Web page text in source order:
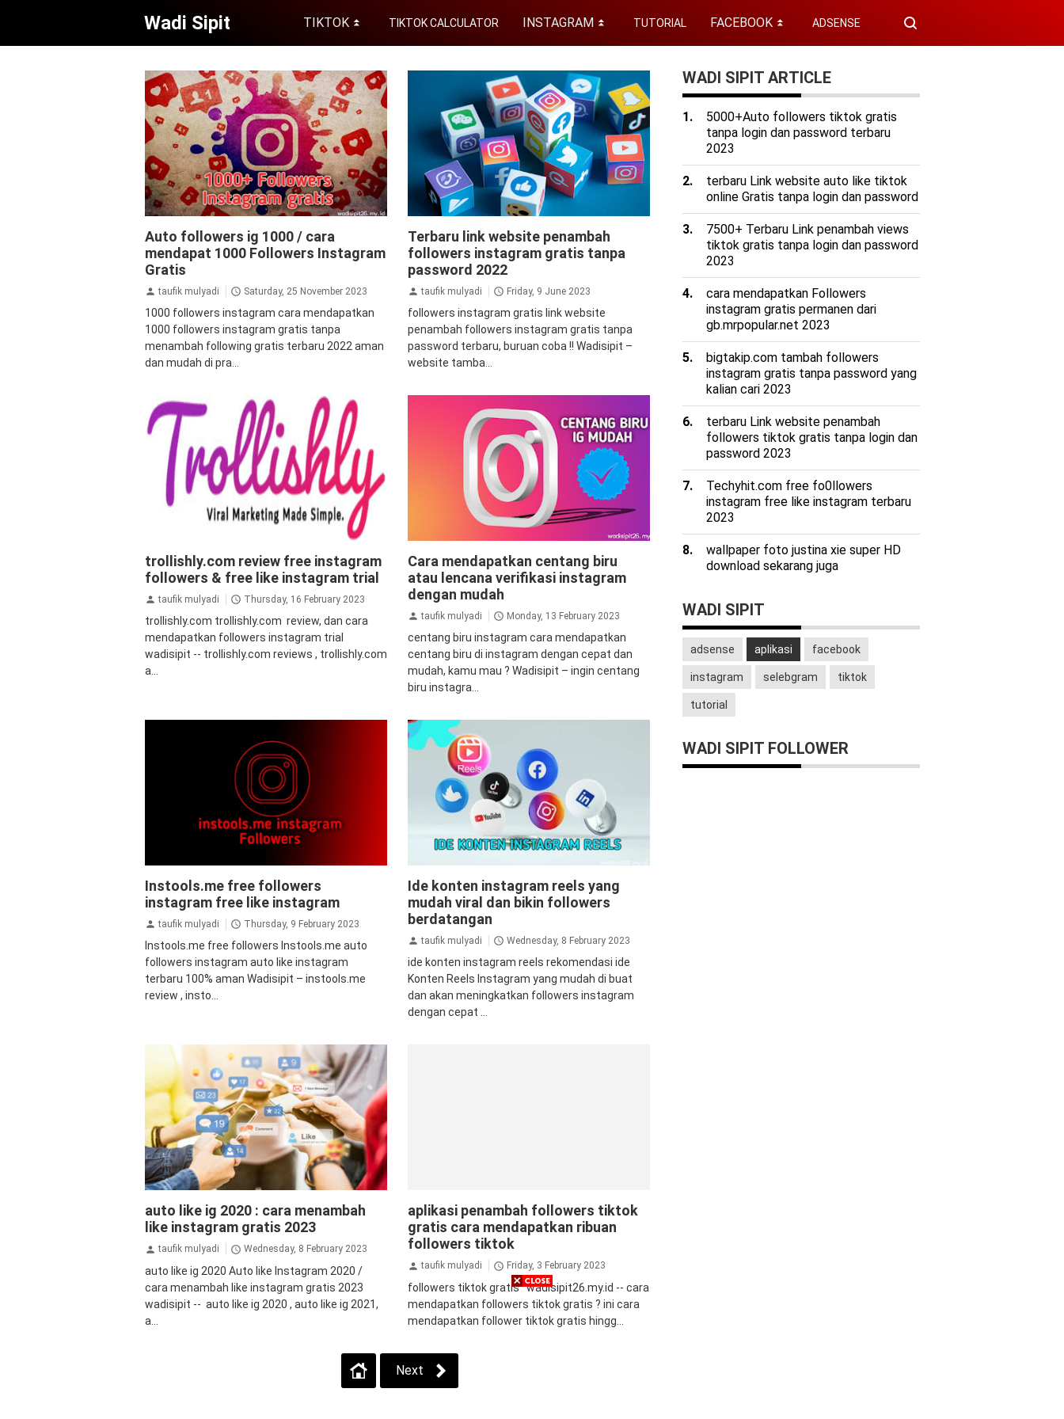
Wadi Sipit TIKTOK ⏬ TIKTOK CALCULATOR INSTAGRAM ⏬ TUTORIAL FACEBOOK ⏬ ADSENSE
followers instagram followers followers
instagram gratis followers instagram instan
instagram
tips&trik
tutorial
Auto followers ig 1000 / cara
mendapat 1000 Followers Instagram
Gratis
taufik mulyadi Saturday, 25 November 2023
1000 followers instagram cara mendapatkan
1000 followers instagram gratis tanpa
menambah following gratis terbaru 2022 aman
dan mudah di pra...
followers instagram Auto Views Instagram
followers followers instagram gratis
followers instagram instan
followers instagram
tutorial
Terbaru link website penambah
followers instagram gratis tanpa
password 2022
taufik mulyadi Friday, 9 June 2023
followers instagram gratis link website
penambah followers instagram gratis tanpa
password terbaru, buruan coba !! Wadisipit –
website tamba...
followers instagram Auto Views Instagram
bot followers instagram followers
followers instagram gratis
followers
instagram instan
instagram
trollishly.com review free instagram
followers & free like instagram trial
taufik mulyadi Thursday, 16 February 2023
trollishly.com trollishly.com review, dan cara
mendapatkan followers instagram trial
wadisipit -- trollishly.com reviews , trollishly.com
a...
followers instagram tips&trik tutorial
Cara mendapatkan centang biru
atau lencana verifikasi instagram
dengan mudah
taufik mulyadi Monday, 13 February 2023
centang biru instagram cara mendapatkan
centang biru di instagram dengan cepat dan
mudah, kamu mau ? Wadisipit – ingin centang
biru instagra...
followers instagram bot followers
instagram followers followers instagram
instan instagram jasa followers instagram
tutorial
Instools.me free followers
instagram free like instagram
taufik mulyadi Thursday, 9 February 2023
Instools.me free followers Instools.me auto
followers instagram auto like instagram
terbaru 100% aman Wadisipit – instools.me
review , insto...
Ide konten instagram reels yang
mudah viral dan bikin followers
berdatangan
taufik mulyadi Wednesday, 8 February 2023
ide konten instagram reels rekomendasi ide
Konten Reels Instagram yang mudah di buat
dan akan meningkatkan followers instagram
dengan cepat ...
auto like ig 2020 : cara menambah
like instagram gratis 2023
taufik mulyadi Wednesday, 8 February 2023
auto like ig 2020 Auto like Instagram 2020 /
cara menambah like instagram gratis 2023
wadisipit -- auto like ig 2020 , auto like ig 2021,
a...
tips&trik
aplikasi penambah followers tiktok
gratis cara mendapatkan ribuan
followers tiktok
taufik mulyadi Friday, 3 February 2023
followers tiktok gratis wadisipit26.my.id -- cara
mendapatkan followers tiktok gratis ? ini cara
mendapatkan follower tiktok gratis hingg...
Next
WADI SIPIT ARTICLE
5000+Auto followers tiktok gratis
tanpa login dan password terbaru
2023
terbaru Link website auto like tiktok
online Gratis tanpa login dan password
7500+ Terbaru Link penambah views
tiktok gratis tanpa login dan password
2023
cara mendapatkan Followers
instagram gratis permanen dari
gb.mrpopular.net 2023
bigtakip.com tambah followers
instagram gratis tanpa password yang
kalian cari 2023
terbaru Link website penambah
followers tiktok gratis tanpa login dan
password 2023
Techyhit.com free fo0llowers
instagram free like instagram terbaru
2023
wallpaper foto justina xie super HD
download sekarang juga
WADI SIPIT
adsense aplikasi facebook
instagram selebgram tiktok
tutorial
WADI SIPIT FOLLOWER